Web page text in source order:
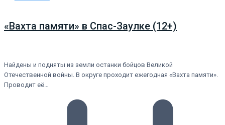
«Вахта памяти» в Спас-Заулке (12+)
Найдены и подняты из земли останки бойцов Великой
Отечественной войны. В округе проходит ежегодная «Вахта памяти».
Проводит её…